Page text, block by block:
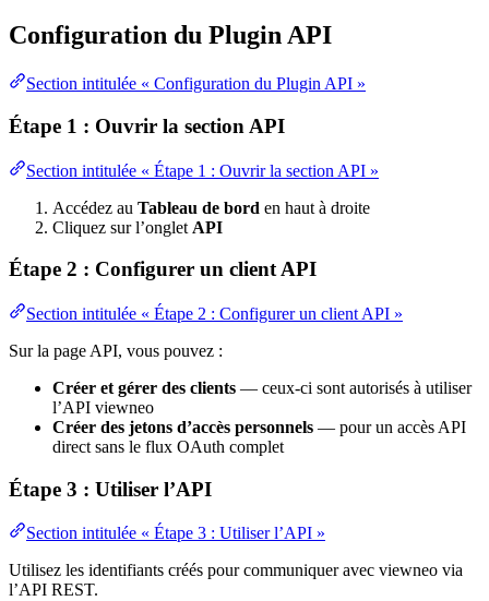
Configuration du Plugin API
Section intitulée « Configuration du Plugin API »
Étape 1 : Ouvrir la section API
Section intitulée « Étape 1 : Ouvrir la section API »
Accédez au Tableau de bord en haut à droite
Cliquez sur l’onglet API
Étape 2 : Configurer un client API
Section intitulée « Étape 2 : Configurer un client API »
Sur la page API, vous pouvez :
Créer et gérer des clients — ceux-ci sont autorisés à utiliser
l’API viewneo
Créer des jetons d’accès personnels — pour un accès API
direct sans le flux OAuth complet
Étape 3 : Utiliser l’API
Section intitulée « Étape 3 : Utiliser l’API »
Utilisez les identifiants créés pour communiquer avec viewneo via
l’API REST.